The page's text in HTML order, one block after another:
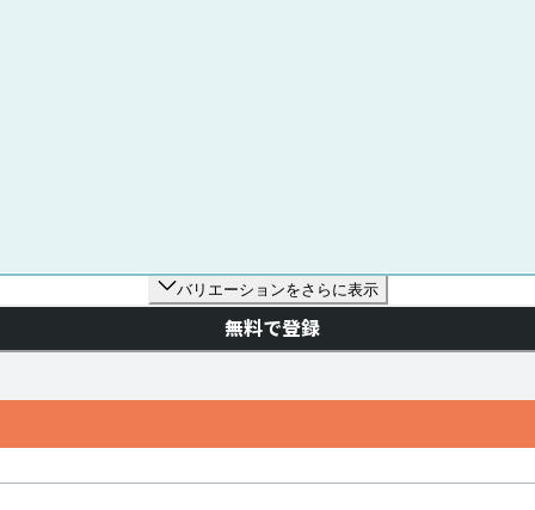
バリエーションをさらに表示
無料で登録